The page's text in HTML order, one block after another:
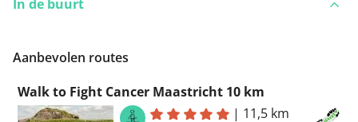
In de buurt
Aanbevolen routes
Walk to Fight Cancer Maastricht 10 km
| 11,5 km